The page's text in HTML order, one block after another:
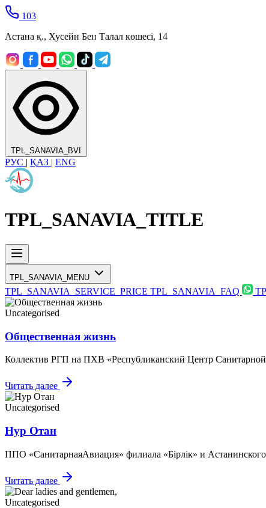
103
Астана қ., Хусейн Бен Талал көшесі, 14
TPL_SANAVIA_BVI
РУС | ҚАЗ | ENG
TPL_SANAVIA_TITLE
TPL_SANAVIA_MENU
TPL_SANAVIA_SERVICE_PRICE TPL_SANAVIA_FAQ
Uncategorised
Общественная жизнь
Коллектив РГП на ПХВ «Республиканский Центр Санитарной
Читать далее
Uncategorised
Нур Отан
ППО «СанитарнаяАвиация» филиала «Бірлік» и
Читать далее
Uncategorised